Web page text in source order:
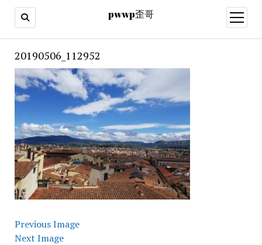
pwwp歪哥
open
menu
20190506_112952
Previous Image
Next Image